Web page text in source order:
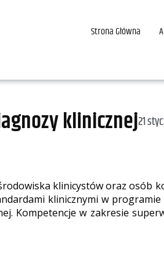
Strona Główna
klinicznej21
klinicystów oraz osób
klinicznymi w
Kompetencje w zakresie